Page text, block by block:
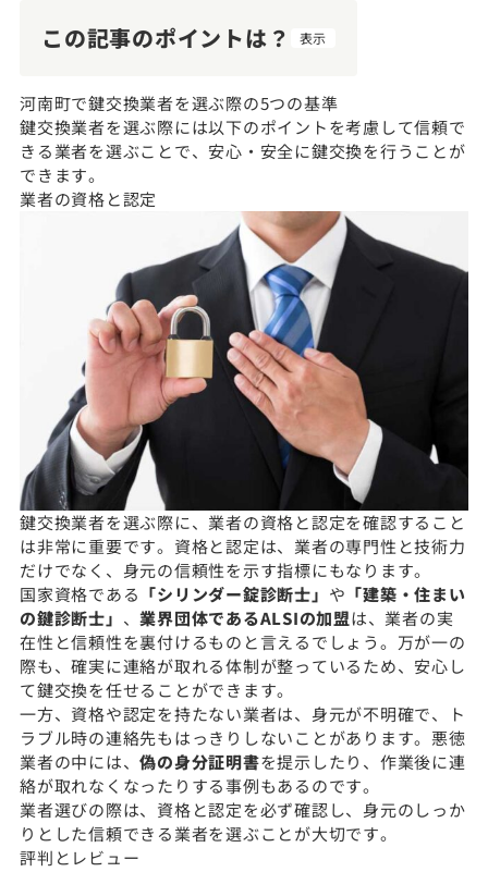
この記事のポイントは？ 表示
河南町で鍵交換業者を選ぶ際の5つの基準
鍵交換業者を選ぶ際には以下のポイントを考慮して信頼で
きる業者を選ぶことで、安心・安全に鍵交換を行うことが
できます。
業者の資格と認定
鍵交換業者を選ぶ際に、業者の資格と認定を確認すること
は非常に重要です。資格と認定は、業者の専門性と技術力
だけでなく、身元の信頼性を示す指標にもなります。
国家資格である 「シリンダー錠診断士」 や 「建築・住まい
の鍵診断士」 、業界団体であるALSIの加盟は、業者の実
在性と信頼性を裏付けるものと言えるでしょう。万が一の
際も、確実に連絡が取れる体制が整っているため、安心し
て鍵交換を任せることができます。
一方、資格や認定を持たない業者は、身元が不明確で、ト
ラブル時の連絡先もはっきりしないことがあります。悪徳
業者の中には、偽の身分証明書を提示したり、作業後に連
絡が取れなくなったりする事例もあるのです。
業者選びの際は、資格と認定を必ず確認し、身元のしっか
りとした信頼できる業者を選ぶことが大切です。
評判とレビュー